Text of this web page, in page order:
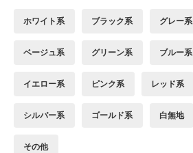
ホワイト系 ブラック系 グレー系
ベージュ系 グリーン系 ブルー系
イエロー系 ピンク系 レッド系
シルバー系 ゴールド系 白無地
その他